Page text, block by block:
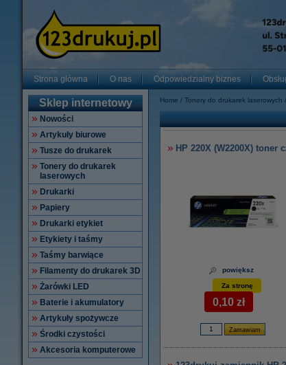
Strona główna O nas Odpowiedzialny biznes
Sklep internetowy
Nowości
Artykuły biurowe
Tusze do drukarek
Tonery do drukarek
laserowych
Drukarki
Papiery
Drukarki etykiet
Etykiety i taśmy
Taśmy barwiące
Filamenty do drukarek 3D
Żarówki LED
Baterie i akumulatory
Artykuły spożywcze
Środki czystości
Akcesoria komputerowe
Home Tonery do drukarek laserowych
HP 220X (W2200X)
powiększ
Za stronę
0,10 zł